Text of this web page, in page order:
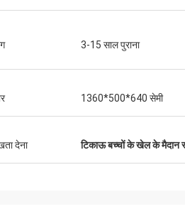
3-15 साल पुराना
1360*500*640 सेमी
देना टिकाऊ बच्चों के खेल के मैदान